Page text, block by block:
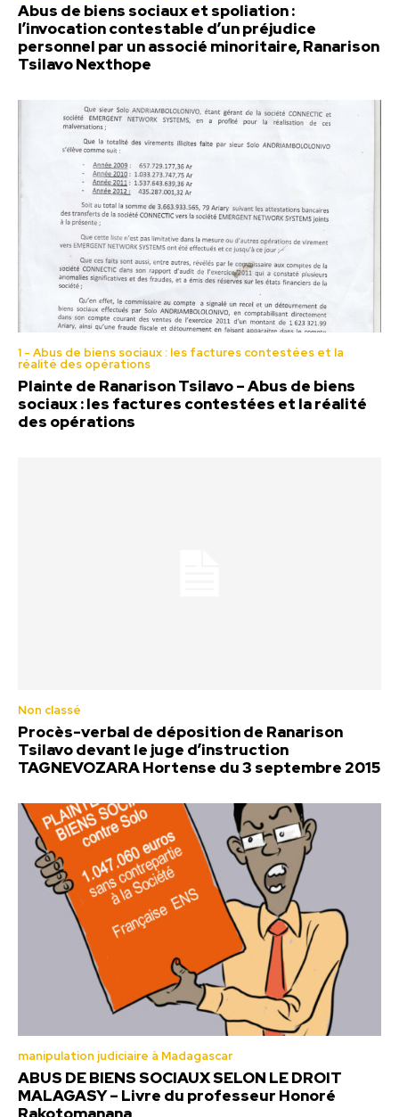
Abus de biens sociaux et spoliation :
l’invocation contestable d’un préjudice
personnel par un associé minoritaire, Ranarison
Tsilavo Nexthope
1 - Abus de biens sociaux : les factures contestées et la
réalité des opérations
Plainte de Ranarison Tsilavo – Abus de biens
sociaux : les factures contestées et la réalité
des opérations
Non classé
Procès-verbal de déposition de Ranarison
Tsilavo devant le juge d’instruction
TAGNEVOZARA Hortense du 3 septembre 2015
manipulation judiciaire à Madagascar
ABUS DE BIENS SOCIAUX SELON LE DROIT
MALAGASY – Livre du professeur Honoré